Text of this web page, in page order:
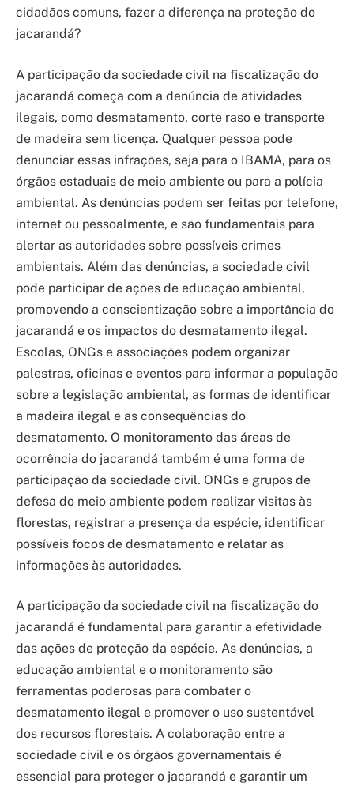
cidadãos comuns, fazer a diferença na proteção do
jacarandá?
A participação da sociedade civil na fiscalização do
jacarandá começa com a denúncia de atividades
ilegais, como desmatamento, corte raso e transporte
de madeira sem licença. Qualquer pessoa pode
denunciar essas infrações, seja para o IBAMA, para os
órgãos estaduais de meio ambiente ou para a polícia
ambiental. As denúncias podem ser feitas por telefone,
internet ou pessoalmente, e são fundamentais para
alertar as autoridades sobre possíveis crimes
ambientais. Além das denúncias, a sociedade civil
pode participar de ações de educação ambiental,
promovendo a conscientização sobre a importância do
jacarandá e os impactos do desmatamento ilegal.
Escolas, ONGs e associações podem organizar
palestras, oficinas e eventos para informar a população
sobre a legislação ambiental, as formas de identificar
a madeira ilegal e as consequências do
desmatamento. O monitoramento das áreas de
ocorrência do jacarandá também é uma forma de
participação da sociedade civil. ONGs e grupos de
defesa do meio ambiente podem realizar visitas às
florestas, registrar a presença da espécie, identificar
possíveis focos de desmatamento e relatar as
informações às autoridades.
A participação da sociedade civil na fiscalização do
jacarandá é fundamental para garantir a efetividade
das ações de proteção da espécie. As denúncias, a
educação ambiental e o monitoramento são
ferramentas poderosas para combater o
desmatamento ilegal e promover o uso sustentável
dos recursos florestais. A colaboração entre a
sociedade civil e os órgãos governamentais é
essencial para proteger o jacarandá e garantir um